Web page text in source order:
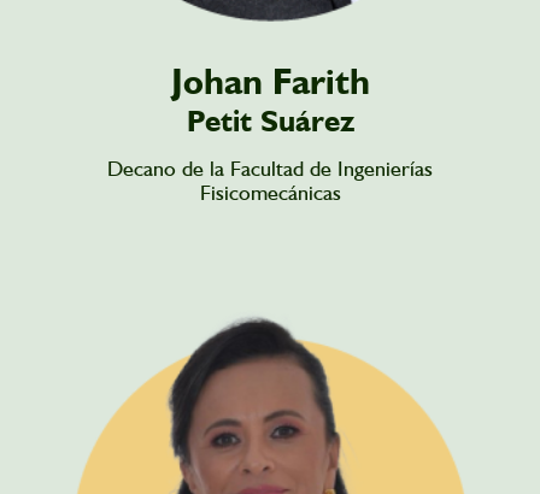
Johan Farith
Petit Suárez
Decano de la Facultad de Ingenierías
Fisicomecánicas